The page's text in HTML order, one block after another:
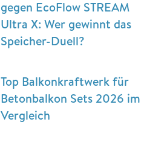
gegen EcoFlow STREAM
Ultra X: Wer gewinnt das
Speicher-Duell?
Top Balkonkraftwerk für
Betonbalkon Sets 2026 im
Vergleich